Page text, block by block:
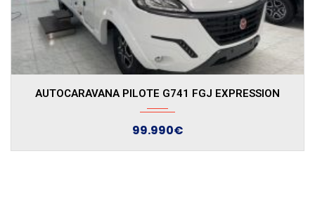
2022 39400
AUTOCARAVANA SEGONA MÀ PILOTE P726 P